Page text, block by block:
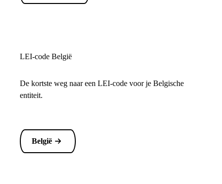
LEI-code België
De kortste weg naar een LEI-code voor je Belgische
entiteit.
België